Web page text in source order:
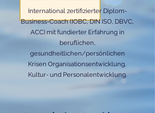
International zertifizierter Diplom-
Business-Coach (IOBC, DIN ISO, DBVC,
ACC) mit fundierter Erfahrung in
beruflichen,
gesundheitlichen/persönlichen
Krisen Organisationsentwicklung,
Kultur- und Personalentwicklung.